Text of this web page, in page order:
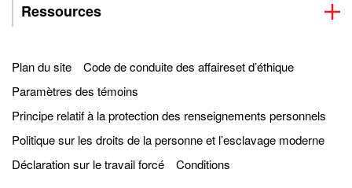
Ressources
Plan du site
Code de conduite des affaireset d’éthique
Paramètres des témoins
Principe relatif à la protection des renseignements personnels
Politique sur les droits de la personne et l’esclavage moderne
Déclaration sur le travail forcé
Conditions